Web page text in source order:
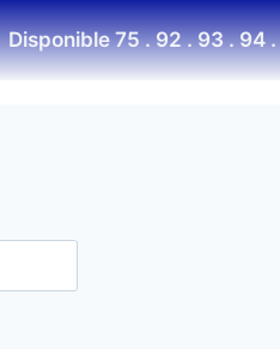
Disponible 75 . 92 . 93 . 94 .